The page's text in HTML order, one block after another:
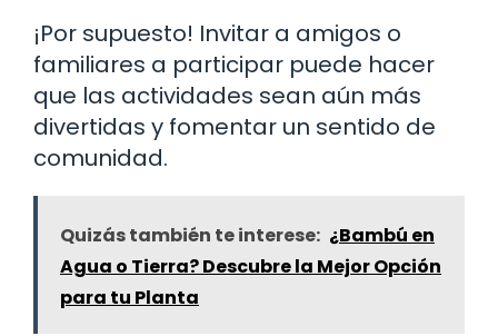
¡Por supuesto! Invitar a amigos o
familiares a participar puede hacer
que las actividades sean aún más
divertidas y fomentar un sentido de
comunidad.
Quizás también te interese: ¿Bambú en
Agua o Tierra? Descubre la Mejor Opción
para tu Planta